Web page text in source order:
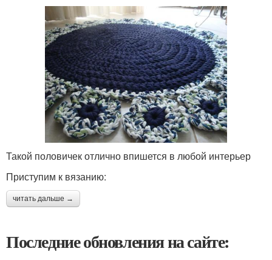
Такой половичек отлично впишется в любой интерьер
Приступим к вязанию:
читать дальше →
Последние обновления на сайте: